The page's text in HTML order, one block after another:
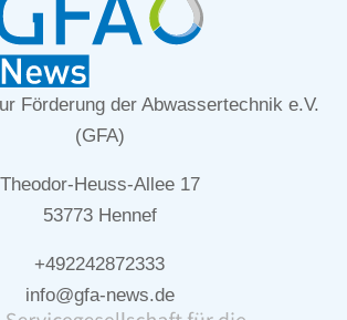
Förderung der Abwassertechnik e.V.
(GFA)
Theodor-Heuss-Allee 17
53773 Hennef
+492242872333
info@gfa-news.de